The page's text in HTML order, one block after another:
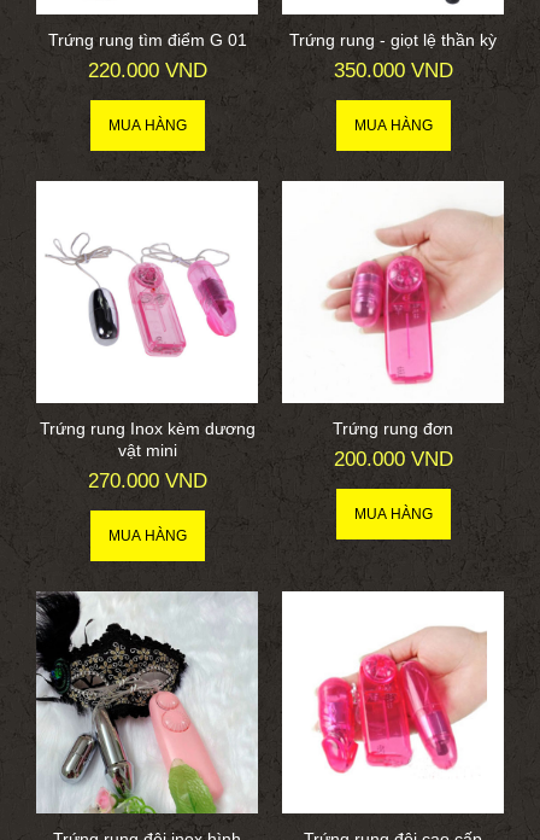
Trứng rung tìm điểm G 01
220.000 VND
Trứng rung - giọt lệ thần kỳ
350.000 VND
Trứng rung Inox kèm dương
vật mini
270.000 VND
Trứng rung đơn
200.000 VND